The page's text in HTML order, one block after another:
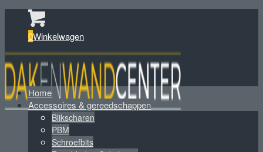
0Winkelwagen
Home
Accessoires & gereedschappen
Blikscharen
PBM
Schroefbits